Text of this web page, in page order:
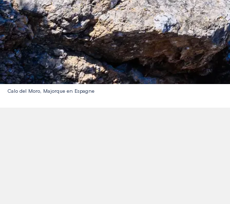
Calo del Moro, Majorque en Espagne